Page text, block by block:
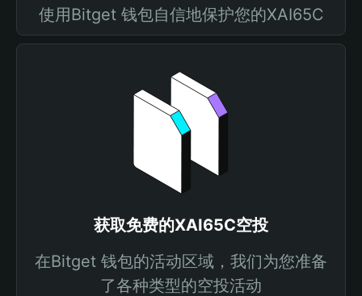
使用Bitget 钱包自信地保护您的XAI65C
获取免费的XAI65C空投
在Bitget 钱包的活动区域，我们为您准备
了各种类型的空投活动